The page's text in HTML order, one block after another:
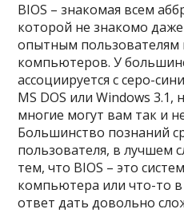
BIOS – знакомая всем
которой не знакомо
опытным пользователям
компьютеров. У
ассоциируется с серо-
MS DOS или Windows
многие могут вам так и
Большинство познаний
пользователя, в лучшем
тем, что BIOS – это
компьютера или что-то
ответ дать довольно